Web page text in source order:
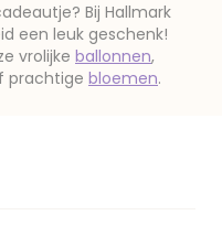
Bij Hallmark
een leuk geschenk!
vrolijke ballonnen,
prachtige bloemen.